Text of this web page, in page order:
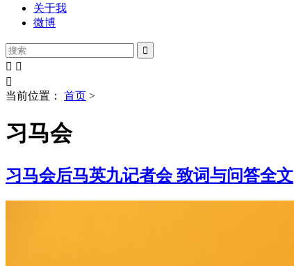
关于我
微博

 

当前位置： 首页 >
习马会
习马会后马英九记者会 致词与问答全文